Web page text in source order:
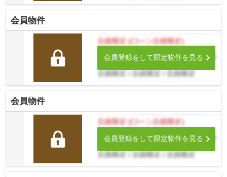
会員物件
会員登録をして限定物件を見る
会員物件
会員登録をして限定物件を見る